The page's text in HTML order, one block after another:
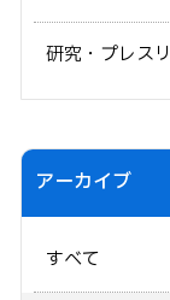
研究・プレス
アーカイブ
すべて